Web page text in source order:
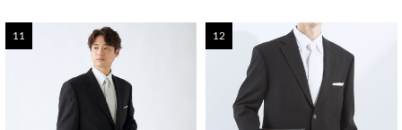
11 12